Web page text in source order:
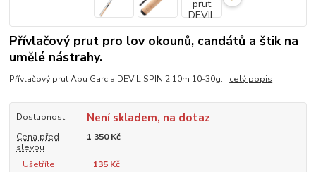
Přívlačový prut pro lov okounů, candátů a štik na
umělé nástrahy.
Přívlačový prut Abu Garcia DEVIL SPIN 2.10m 10-30g... celý popis
Dostupnost Není skladem, na dotaz
Cena před
slevou
1 350 Kč
Ušetříte 135 Kč